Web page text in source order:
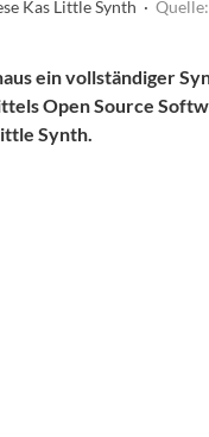
Kas Little Synth ·
ein vollständiger
Open Source
Synth.